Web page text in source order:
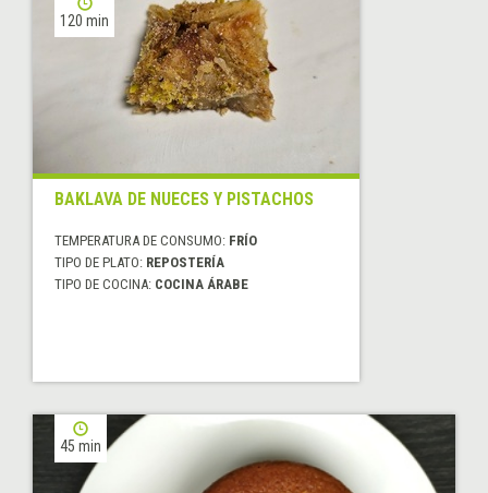
120 min
BAKLAVA DE NUECES Y PISTACHOS
TEMPERATURA DE CONSUMO: FRÍO
TIPO DE PLATO: REPOSTERÍA
TIPO DE COCINA: COCINA ÁRABE
45 min